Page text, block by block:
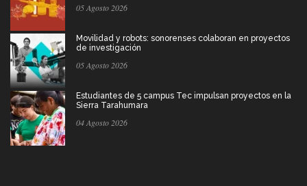
05 Agosto 2026
Movilidad y robots: sonorenses colaboran en proyectos
de investigación
05 Agosto 2026
Estudiantes de 5 campus Tec impulsan proyectos en la
Sierra Tarahumara
04 Agosto 2026